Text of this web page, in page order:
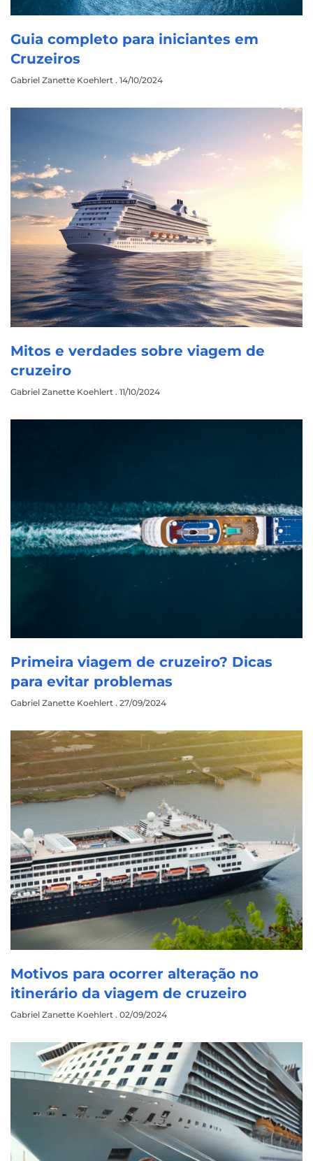
Guia completo para iniciantes em
Cruzeiros
Gabriel Zanette Koehlert 14/10/2024
Mitos e verdades sobre viagem de
cruzeiro
Gabriel Zanette Koehlert 11/10/2024
Primeira viagem de cruzeiro? Dicas
para evitar problemas
Gabriel Zanette Koehlert 27/09/2024
Motivos para ocorrer alteração no
itinerário da viagem de cruzeiro
Gabriel Zanette Koehlert 02/09/2024